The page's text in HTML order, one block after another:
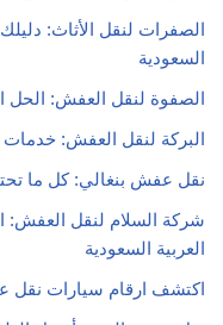
الصفرات لنقل الأثاث:
السعودية
الصفوة لنقل العفش: الحل
البركة لنقل العفش: خدمات
نقل عفش بنغالي: كل ما
شركة السلام لنقل العفش:
العربية السعودية
اكتشف ارقام سيارات نقل